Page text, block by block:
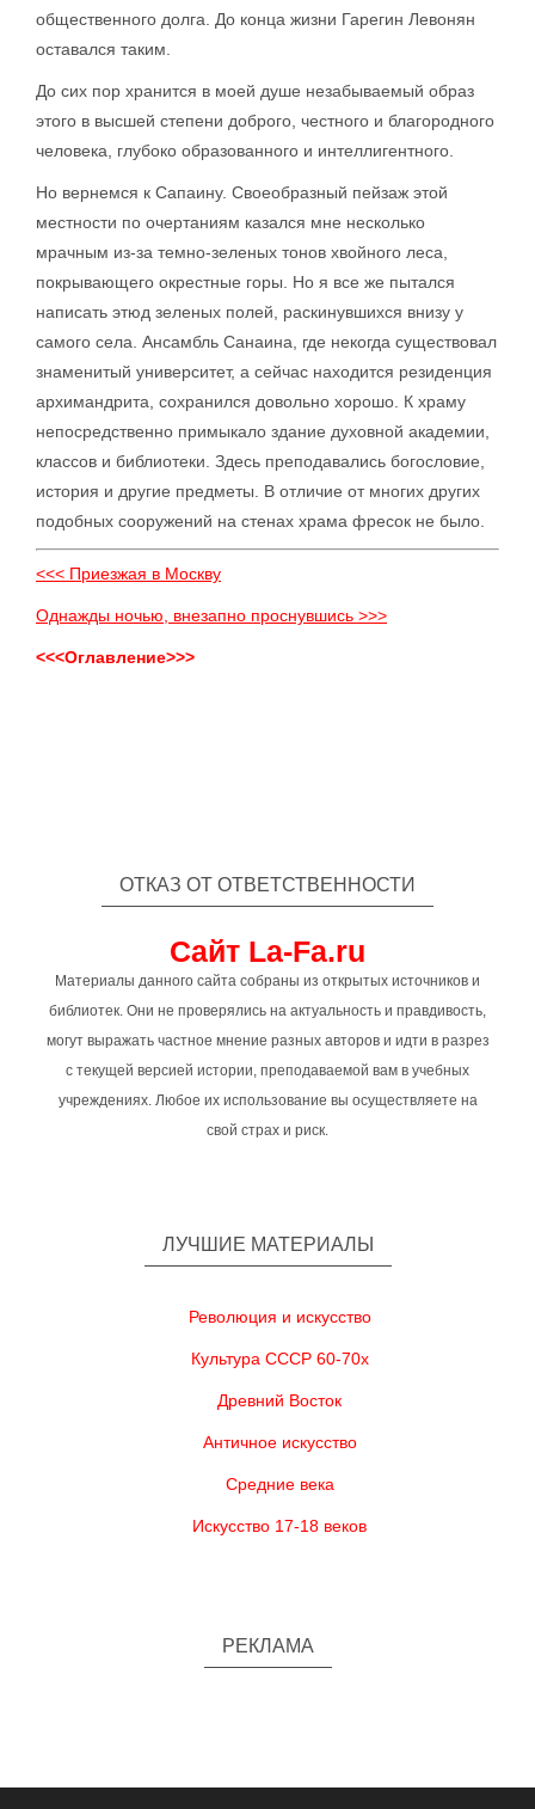
общественного долга. До конца жизни Гарегин Левонян
оставался таким.
До сих пор хранится в моей душе незабываемый образ
этого в высшей степени доброго, честного и благородного
человека, глубоко образованного и интеллигентного.
Но вернемся к Сапаину. Своеобразный пейзаж этой
местности по очертаниям казался мне несколько
мрачным из-за темно-зеленых тонов хвойного леса,
покрывающего окрестные горы. Но я все же пытался
написать этюд зеленых полей, раскинувшихся внизу у
самого села. Ансамбль Санаина, где некогда существовал
знаменитый университет, а сейчас находится резиденция
архимандрита, сохранился довольно хорошо. К храму
непосредственно примыкало здание духовной академии,
классов и библиотеки. Здесь преподавались богословие,
история и другие предметы. В отличие от многих других
подобных сооружений на стенах храма фресок не было.
<<< Приезжая в Москву
Однажды ночью, внезапно проснувшись >>>
<<<Оглавление>>>
ОТКАЗ ОТ ОТВЕТСТВЕННОСТИ
Сайт La-Fa.ru
Материалы данного сайта собраны из открытых источников и
библиотек. Они не проверялись на актуальность и правдивость,
могут выражать частное мнение разных авторов и идти в разрез
с текущей версией истории, преподаваемой вам в учебных
учреждениях. Любое их использование вы осуществляете на
свой страх и риск.
ЛУЧШИЕ МАТЕРИАЛЫ
Революция и искусство
Культура СССР 60-70х
Древний Восток
Античное искусство
Средние века
Искусство 17-18 веков
РЕКЛАМА